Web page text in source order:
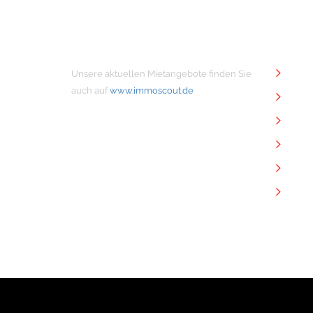
Unsere aktuellen Mietangebote finden Sie
auch auf www.immoscout.de